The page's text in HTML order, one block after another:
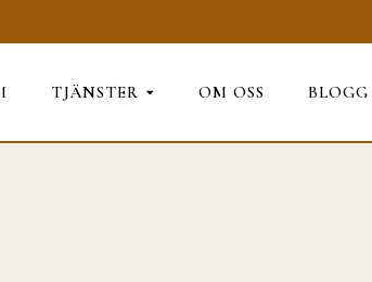
TJÄNSTER OM OSS BLOGG